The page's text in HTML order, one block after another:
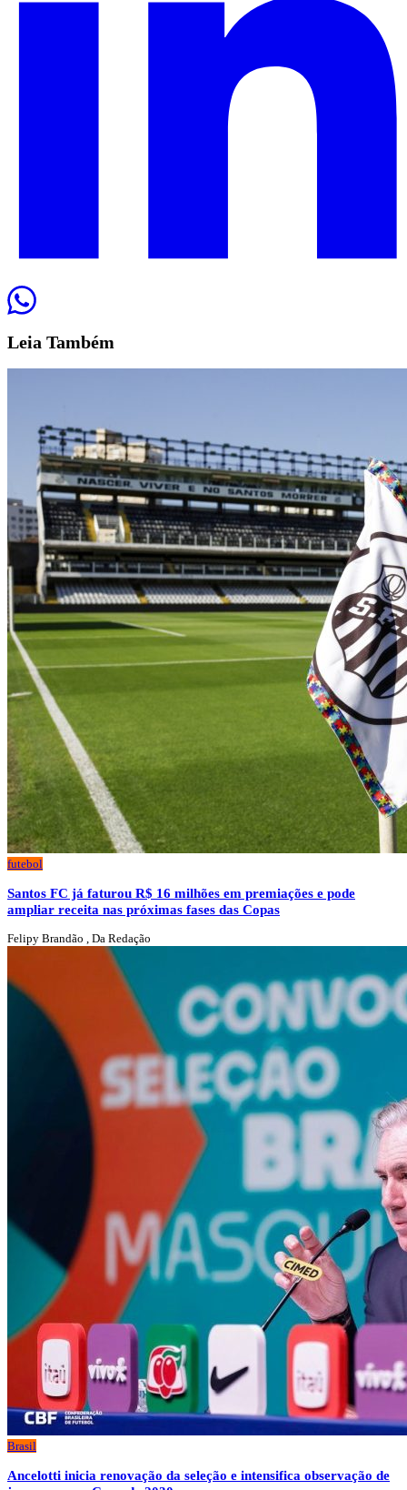
Leia Também
futebol
Santos FC já faturou R$ 16 milhões em premiações e pode
ampliar receita nas próximas fases das Copas
Felipy Brandão , Da Redação
Brasil
Ancelotti inicia renovação da seleção e intensifica observação de